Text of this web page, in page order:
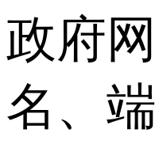
政府
名、